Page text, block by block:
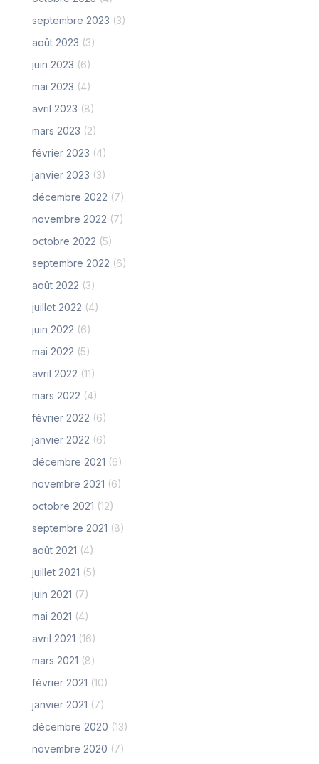
septembre 2023 (3)
août 2023 (3)
juin 2023 (6)
mai 2023 (4)
avril 2023 (8)
mars 2023 (2)
février 2023 (4)
janvier 2023 (3)
décembre 2022 (7)
novembre 2022 (7)
octobre 2022 (5)
septembre 2022 (6)
août 2022 (3)
juillet 2022 (4)
juin 2022 (6)
mai 2022 (5)
avril 2022 (11)
mars 2022 (4)
février 2022 (6)
janvier 2022 (6)
décembre 2021 (6)
novembre 2021 (6)
octobre 2021 (12)
septembre 2021 (8)
août 2021 (4)
juillet 2021 (5)
juin 2021 (7)
mai 2021 (4)
avril 2021 (16)
mars 2021 (8)
février 2021 (10)
janvier 2021 (7)
décembre 2020 (13)
novembre 2020 (7)